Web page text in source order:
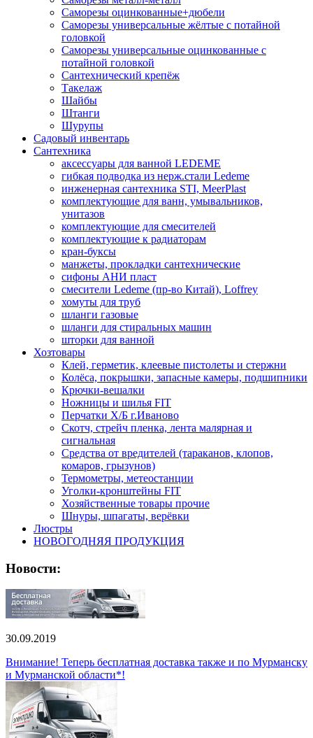
Саморезы оцинкованные+дюбели
Саморезы универсальные жёлтые с потайной
головкой
Саморезы универсальные оцинкованные с
потайной головкой
Сантехнический крепёж
Такелаж
Шайбы
Штанги
Шурупы
Садовый инвентарь
Сантехника
аксессуары для ванной LEDEME
гибкая подводка из нерж.стали Ledeme
инженерная сантехника STI, MeerPlast
комплектующие для ванн, умывальников,
унитазов
комплектующие для смесителей
комплектующие к радиаторам
кран-буксы
манжеты, прокладки сантехнические
сифоны АНИ пласт
смесители Ledeme (пр-во Китай), Loffrey
хомуты для труб
шланги газовые
шланги для стиральных машин
шторки для ванной
Хозтовары
Клей, герметик, клеевые пистолеты и стержни
Колёса, покрышки, запасные камеры, подшипники
Крючки-вешалки
Ножницы и шилья FIT
Перчатки Х/Б г.Иваново
Скотч, стрейч пленка, лента малярная и
сигнальная
Средства от вредителей (тараканов, клопов,
комаров, грызунов)
Термометры, метеостанции
Уголки-кронштейны FIT
Хозяйственные товары прочие
Шнуры, шпагаты, верёвки
Люстры
НОВОГОДНЯЯ ПРОДУКЦИЯ
Новости:
30.09.2019
Внимание! Теперь бесплатная доставка также и по Мурманску
и Мурманской области*!